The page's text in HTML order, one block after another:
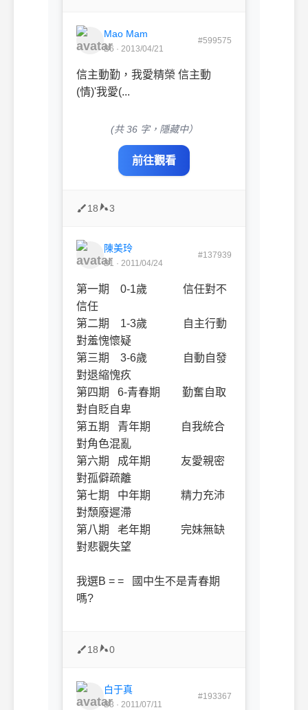
Mao Mam
B6 · 2013/04/21
#599575
信主動勤，我愛精榮 信主動
(情)'我愛(...
(共 36 字，隱藏中）
前往觀看
18 3
陳美玲
B1 · 2011/04/24
#137939
第一期 0-1歲 信任對不
信任
第二期 1-3歲 自主行動
對羞愧懷疑
第三期 3-6歲 自動自發
對退縮愧疚
第四期 6-青春期 勤奮自取
對自貶自卑
第五期 青年期 自我統合
對角色混亂
第六期 成年期 友愛親密
對孤僻疏離
第七期 中年期 精力充沛
對頹廢遲滯
第八期 老年期 完妹無缺
對悲觀失望
我選B = = 國中生不是青春期
嗎?
18 0
白于真
B3 · 2011/07/11
#193367